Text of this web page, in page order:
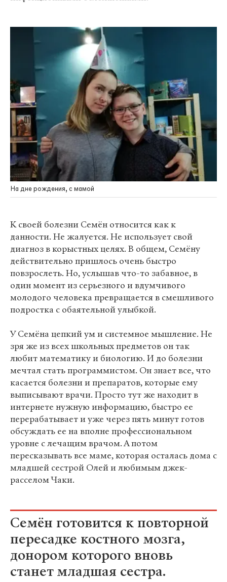
На дне рождения, с мамой
К своей болезни Семён относится как к
данности. Не жалуется. Не использует свой
диагноз в корыстных целях. В общем, Семёну
действительно пришлось очень быстро
повзрослеть. Но, услышав что-то забавное, в
один момент из серьезного и вдумчивого
молодого человека превращается в смешливого
подростка с обаятельной улыбкой.
У Семёна цепкий ум и системное мышление. Не
зря же из всех школьных предметов он так
любит математику и биологию. И до болезни
мечтал стать программистом. Он знает все, что
касается болезни и препаратов, которые ему
выписывают врачи. Просто тут же находит в
интернете нужную информацию, быстро ее
перерабатывает и уже через пять минут готов
обсуждать ее на вполне профессиональном
уровне с лечащим врачом. А потом
пересказывать все маме, которая осталась дома с
младшей сестрой Олей и любимым джек-
расселом Чаки.
Семён готовится к повторной
пересадке костного мозга,
донором которого вновь
станет младшая сестра.